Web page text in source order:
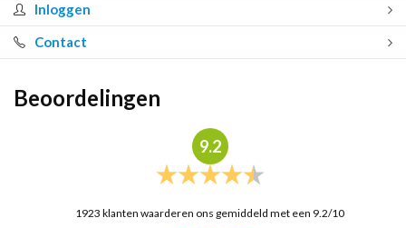
Inloggen
Contact
Beoordelingen
9.2
1923 klanten waarderen ons gemiddeld met een 9.2/10